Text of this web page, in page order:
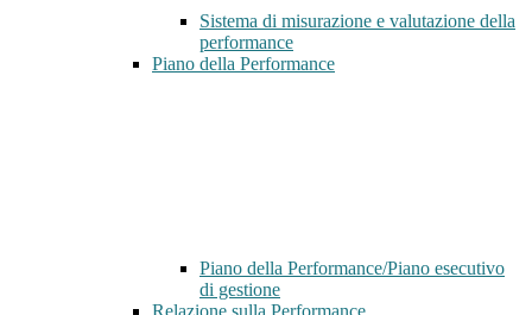
Sistema di misurazione e valutazione della
performance
Piano della Performance
Piano della Performance/Piano esecutivo
di gestione